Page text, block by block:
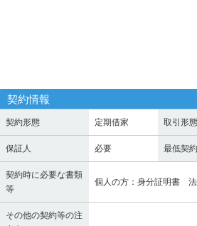
契約情報
契約形態 定期借家 取引形態
保証人 必要 最低契
契約時に必要な書類
等
個人の方：身分証明書
その他の契約等の注